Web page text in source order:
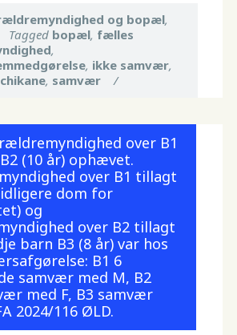
og bopæl,
Tagged bopæl, fælles
,
, ikke samvær,
, samvær /
over B1
(10 år) ophævet.
over B1 tillagt
dom for
og
over B2 tillagt
barn B3 (8 år) var hos
B1 6
samvær med M, B2
med F, B3 samvær
2024/116 ØLD.